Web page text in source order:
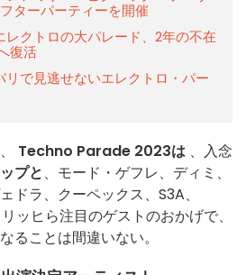
ターパーティーを開催
レクトロの大パレード、2年の不在
復活
リで見逃せないエレクトロ・パー
Techno Parade 2023は 、入念
プと、モード・ゲフレ、ディミ、
ドラ、クーペックス、S3A、
ッヒら注目のゲストのおかげで、
ることは間違いない。